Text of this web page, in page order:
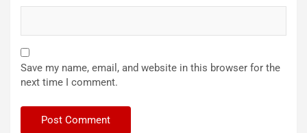
Save my name, email, and website in this browser for the
next time I comment.